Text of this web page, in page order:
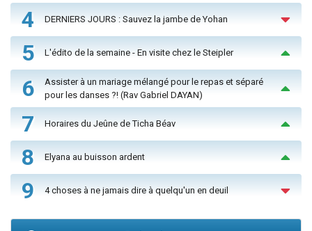
4 DERNIERS JOURS : Sauvez la jambe de Yohan
5 L'édito de la semaine - En visite chez le Steipler
6
Assister à un mariage mélangé pour le repas et séparé
pour les danses ?! (Rav Gabriel DAYAN)
7 Horaires du Jeûne de Ticha Béav
8 Elyana au buisson ardent
9 4 choses à ne jamais dire à quelqu'un en deuil